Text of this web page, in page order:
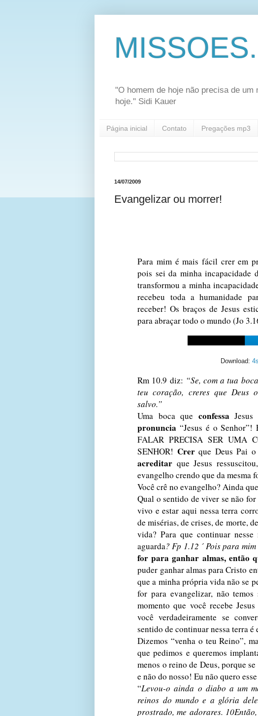
"O homem de hoje não precisa de
hoje." Sidi Kauer
Página inicial Contato Pregações mp3
14/07/2009
Evangelizar ou morrer!
Para mim é mais fácil crer em
pois sei da minha incapacidade
transformou a minha
recebeu toda a humanidade
receber! Os braços de Jesus
para abraçar todo o mundo (Jo
Download:
Rm 10.9 diz: “Se, com a tua
teu coração, creres que Deus
salvo.”
Uma boca que confessa
pronuncia “Jesus é o
FALAR PRECISA SER UMA
SENHOR! Crerque Deus Pai o
acreditar que Jesus
evangelho crendo que da mesma
Você crê no evangelho? Ainda
Qual o sentido de viver se não
vivo e estar aqui nessa terra
de misérias, de crises, de morte,
vida? Para que continuar
aguarda? Fp 1.12 ´Pois para
for para ganhar almas, então
puder ganhar almas para Cristo
que a minha própria vida não se
for para evangelizar, não
momento que você recebe
você verdadeiramente se
sentido de continuar nessa terra é
Dizemos “venha o teu Reino”,
que pedimos e queremos
menos o reino de Deus, porque
e não do nosso! Eu não quero
“Levou-o ainda o diabo a um
reinos do mundo e a glória
prostrado, me adorares.